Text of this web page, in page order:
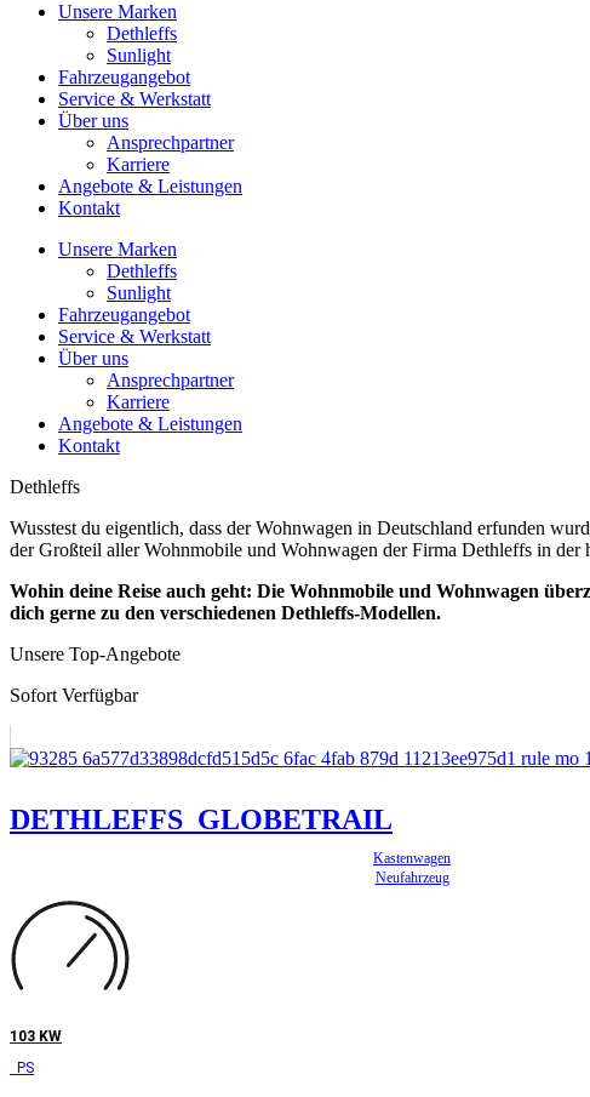
Unsere Marken
Dethleffs
Sunlight
Fahrzeugangebot
Service & Werkstatt
Über uns
Ansprechpartner
Karriere
Angebote & Leistungen
Kontakt
Unsere Marken
Dethleffs
Sunlight
Fahrzeugangebot
Service & Werkstatt
Über uns
Ansprechpartner
Karriere
Angebote & Leistungen
Kontakt
Dethleffs
Wusstest du eigentlich, dass der Wohnwagen in Deutschland erfunden
der Großteil aller Wohnmobile und Wohnwagen der Firma Dethleffs in
Wohin deine Reise auch geht: Die Wohnmobile und Wohnwagen
dich gerne zu den verschiedenen Dethleffs-Modellen.
Unsere Top-Angebote
Sofort Verfügbar
DETHLEFFS GLOBETRAIL
Kastenwagen
Neufahrzeug
103 KW
PS